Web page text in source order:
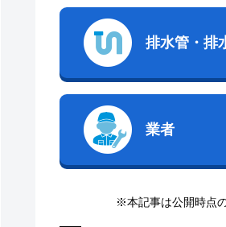
排水管・排
業者
※本記事は公開時点